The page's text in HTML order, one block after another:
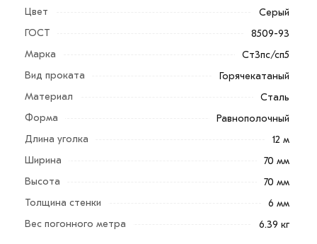
Для приобретения данной позиции, кликните мышкой
«Добавить в корзину»
«Быстрый заказ». Также можете купить позвонив по
Цвет
Серый
ГОСТ
8509-93
Марка
Ст3пс/сп5
Вид проката
Горячекатаный
Материал
Сталь
Форма
Равнополочный
Длина уголка
12 м
Ширина
70 мм
Высота
70 мм
Толщина стенки
6 мм
Вес погонного метра
6.39 кг